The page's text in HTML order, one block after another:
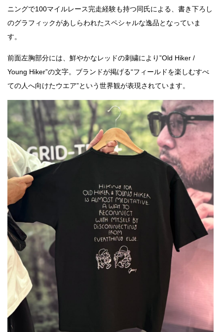
ニングで100マイルレース完走経験も持つ同氏による、書き下ろし
のグラフィックがあしらわれたスペシャルな逸品となっていま
す。
前面左胸部分には、鮮やかなレッドの刺繍により”Old Hiker /
Young Hiker”の文字。ブランドが掲げる“フィールドを楽しむすべ
ての人へ向けたウエア”という世界観が表現されています。